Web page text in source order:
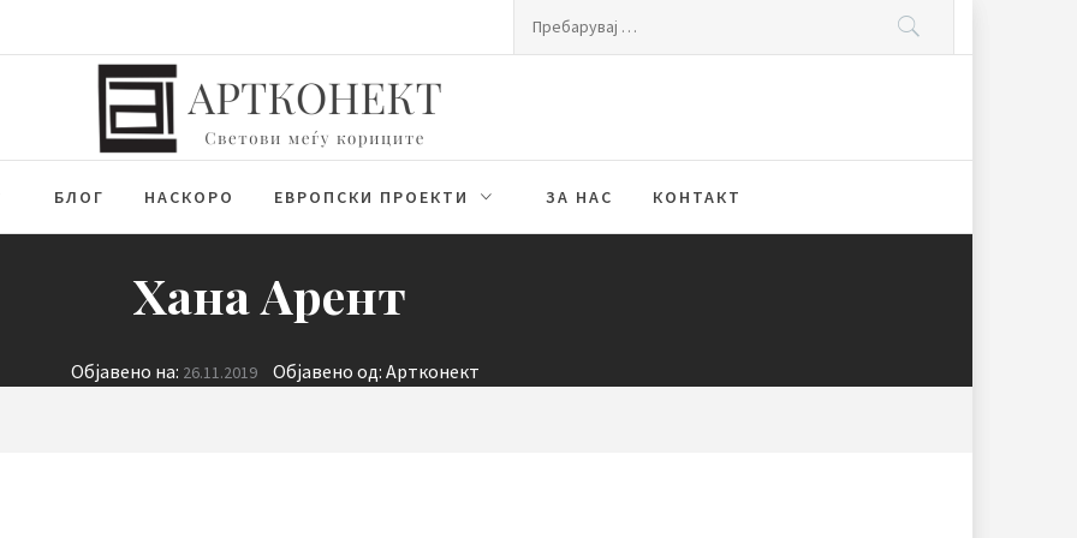
Пребарувај
БЛОГ НАСКОРО ЕВРОПСКИ ПРОЕКТИ ЗА НАС КОНТАКТ
Хана Арент
Објавено на: 26.11.2019 Објавено од: Артконект